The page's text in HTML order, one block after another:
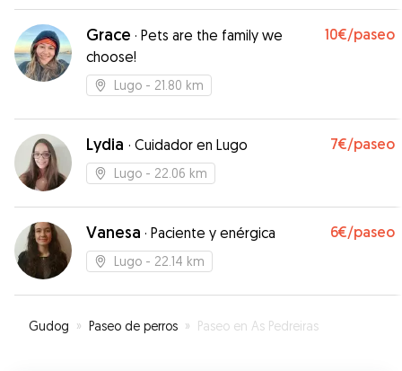
Grace · Pets are the family we
choose!
10€/paseo
Lugo - 21.80 km
Lydia · Cuidador en Lugo 7€/paseo
Lugo - 22.06 km
Vanesa · Paciente y enérgica 6€/paseo
Lugo - 22.14 km
Gudog » Paseo de perros » Paseo en As Pedreiras